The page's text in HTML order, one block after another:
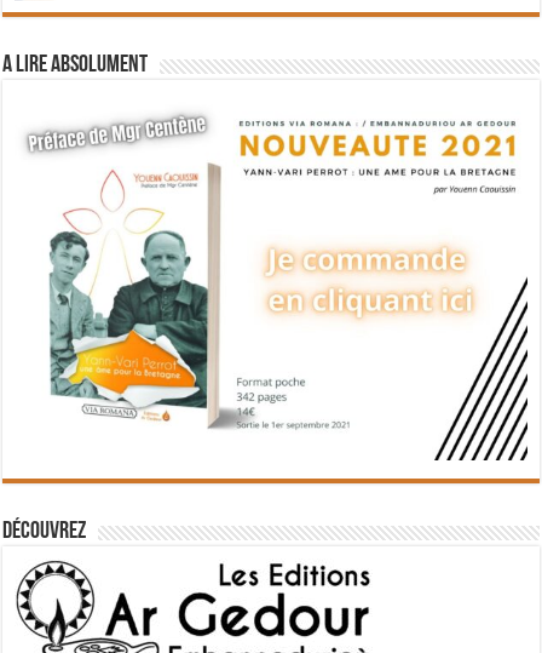
A lire absolument
Découvrez